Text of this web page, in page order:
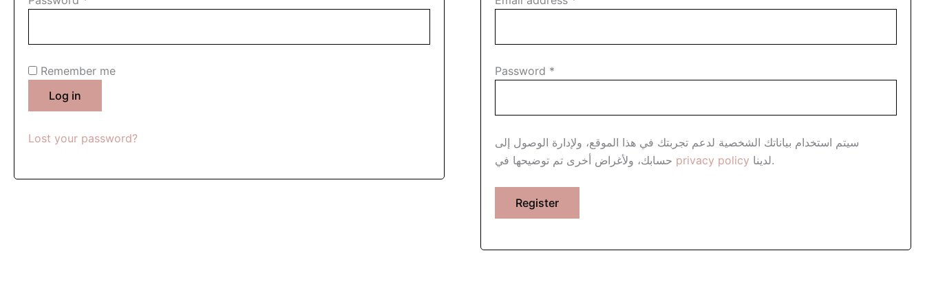
Remember me
Log in
Lost your password?
Password *
سيتم استخدام بياناتك الشخصية لدعم تجربتك في هذا الموقع، ولإدارة الوصول إلى
privacy policy لدينا.
Register